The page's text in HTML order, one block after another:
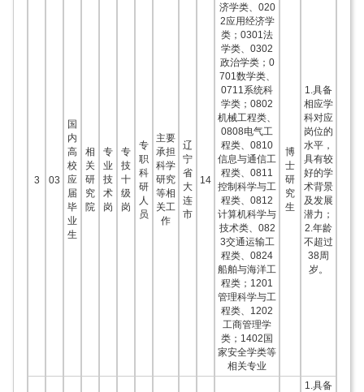
3 03
国
内
高
校
应
届
毕
业
生
相
关
研
究
院
专
业
技
术
岗
专
技
十
级
岗
专
职
科
研
人
员
主要
承担
科学
研究
等相
关工
作
辽
宁
省
大
连
市
14
济学类、020
2应用经济学
类；0301法
学类、0302
政治学类；0
701数学类、
0711系统科
学类；0802
机械工程类、
0808电气工
程类、0810
信息与通信工
程类、0811
控制科学与工
程类、0812
计算机科学与
技术类、082
3交通运输工
程类、0824
船舶与海洋工
程类；1201
管理科学与工
程类、1202
工商管理学
类；1402国
家安全学类等
相关专业
博
士
研
究
生
1.具备
相应学
科对应
岗位的
水平，
具有较
好的学
术背景
及发展
潜力；
2.年龄
不超过
38周
岁。
1.具备